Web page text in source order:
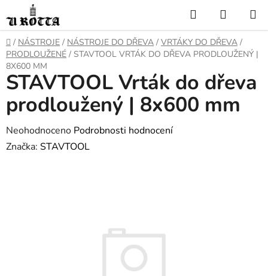
na
obsah
Hledat
KOŠÍK
DOMŮ
/ NÁSTROJE / NÁSTROJE DO DŘEVA / VRTÁKY DO DŘEVA /
PRODLOUŽENÉ / STAVTOOL VRTÁK DO DŘEVA PRODLOUŽENÝ |
8X600 MM
STAVTOOL Vrták do dřeva
prodloužený | 8x600 mm
Průměrné
hodnocení
Neohodnoceno Podrobnosti hodnocení
Značka: STAVTOOL